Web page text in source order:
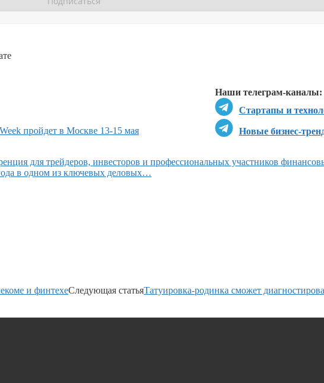
Наши телеграм-каналы:
Стартапы и
Новые бизнес-
пройдет в Москве 13-15 мая
для трейдеров, инвесторов и профессиональных участников
в одном из ключевых деловых…
и финтехеСледующая статьяТатуировка-родинка сможет